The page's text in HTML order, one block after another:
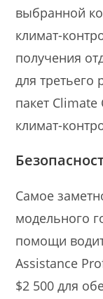
выбранной
климат-
получения
для третьего
пакет
климат-
Самое
модельного
помощи
Assistance
$2 500 для